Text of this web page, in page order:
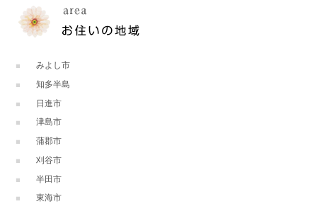
みよし市
知多半島
日進市
津島市
蒲郡市
刈谷市
半田市
東海市